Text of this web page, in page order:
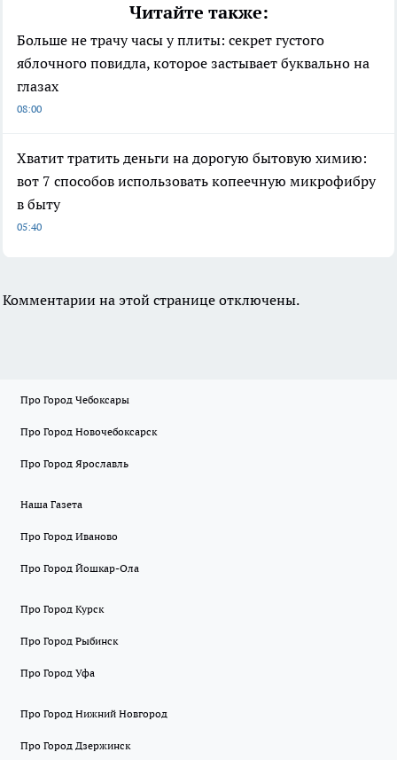
Читайте также:
Больше не трачу часы у плиты: секрет густого
яблочного повидла, которое застывает буквально на
глазах
08:00
Хватит тратить деньги на дорогую бытовую химию:
вот 7 способов использовать копеечную микрофибру
в быту
05:40
Комментарии на этой странице отключены.
Про Город Чебоксары
Про Город Новочебоксарск
Про Город Ярославль
Наша Газета
Про Город Иваново
Про Город Йошкар-Ола
Про Город Курск
Про Город Рыбинск
Про Город Уфа
Про Город Нижний Новгород
Про Город Дзержинск